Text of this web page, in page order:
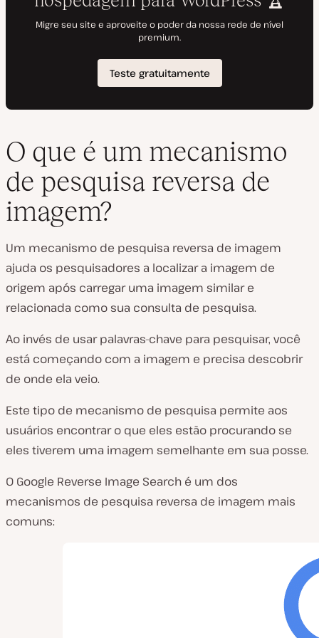
O que é um mecanismo
de pesquisa reversa de
imagem?
Um mecanismo de pesquisa reversa de imagem
ajuda os pesquisadores a localizar a imagem de
origem após carregar uma imagem similar e
relacionada como sua consulta de pesquisa.
Ao invés de usar palavras-chave para pesquisar, você
está começando com a imagem e precisa descobrir
de onde ela veio.
Este tipo de mecanismo de pesquisa permite aos
usuários encontrar o que eles estão procurando se
eles tiverem uma imagem semelhante em sua posse.
O Google Reverse Image Search é um dos
mecanismos de pesquisa reversa de imagem mais
comuns: